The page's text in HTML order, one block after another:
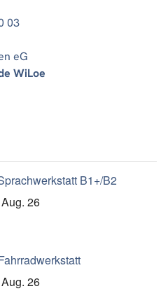
03
eG
WiLoe
B1+/B2
26
26